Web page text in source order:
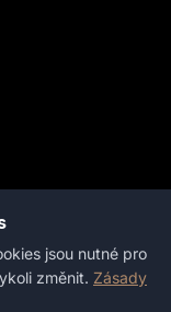
Zlín. Všechna práva
jsou nutné pro
změnit. Zásady